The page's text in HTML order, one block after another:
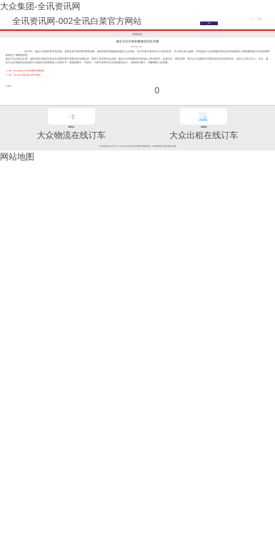
大众集团-全讯资讯网
全讯资讯网-002全讯白菜官方网站
集团动态
嘉定大众出租积极推进社区共建
2005-01-28
1月27日，嘉定工业园区胜辛党支部、居委会有关领导将“帮贫扶困，真情关爱”的锦旗送到嘉定大众出租，对公司多年来对社区工作的支持、关心表示衷心感谢，并对嘉定大众的驾驶员对社区内的孤寡老人和困难家庭予以的长期帮
助表达了诚挚的谢意。
嘉定大众自成立以来，始终坚持与嘉定区各社区居委开展不同形式的共建活动，取得了良好的社会反响。嘉定大众的驾驶员自发地以小队的形式，走进社区，帮贫扶困，将大众人的真情与关爱实实在在的送到社区，送到人们的心坎上。去年，嘉
定大众的驾驶员自发地同工业园区内的孤寡老人结成对子，每逢星期天、节假日，大家不但带去生活用品慰问老人，还陪他们聊天，排解精神上的寂寞。
上一篇：大众公交金山分公司专项整治车辆停放
下一篇：大众公交公司赴强生公交学习取经
分享到： 0
96811
大众物流在线订车
96822
大众出租在线订车
大众交通(www.96822.com)002全讯白菜官方网站的版权所有，未经授权禁止复制或建立镜像
网站地图